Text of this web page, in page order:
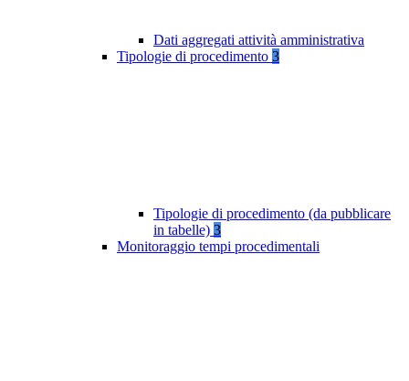
Dati aggregati attività amministrativa
Tipologie di procedimento 3
Tipologie di procedimento (da pubblicare
in tabelle) 3
Monitoraggio tempi procedimentali